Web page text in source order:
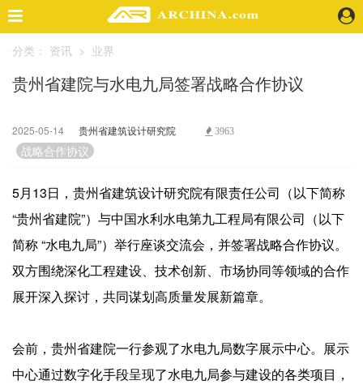
精选案例
建 筑
室 内
视 频
头条资讯
业 界
机 构
人 物
地 产
企业招聘
分类： 资讯 > 业界
贵州省建院与水电九局签署战略合作协议
2025-05-14 贵州省建筑设计研究院 3963
战略合作协议
5月13日，贵州省建筑设计研究院有限责任公司（以下简称
“贵州省建院”）与中国水利水电第九工程局有限公司（以下
简称 “水电九局”）举行座谈交流会，并签署战略合作协议。
双方围绕深化工程建设、技术创新、市场协同等领域的合作
展开深入探讨，共同谋划高质量发展新篇章。
会前，贵州省建院一行参观了水电九局数字展示中心。展示
中心通过数字化手段呈现了水电九局参与建设的各类项目，